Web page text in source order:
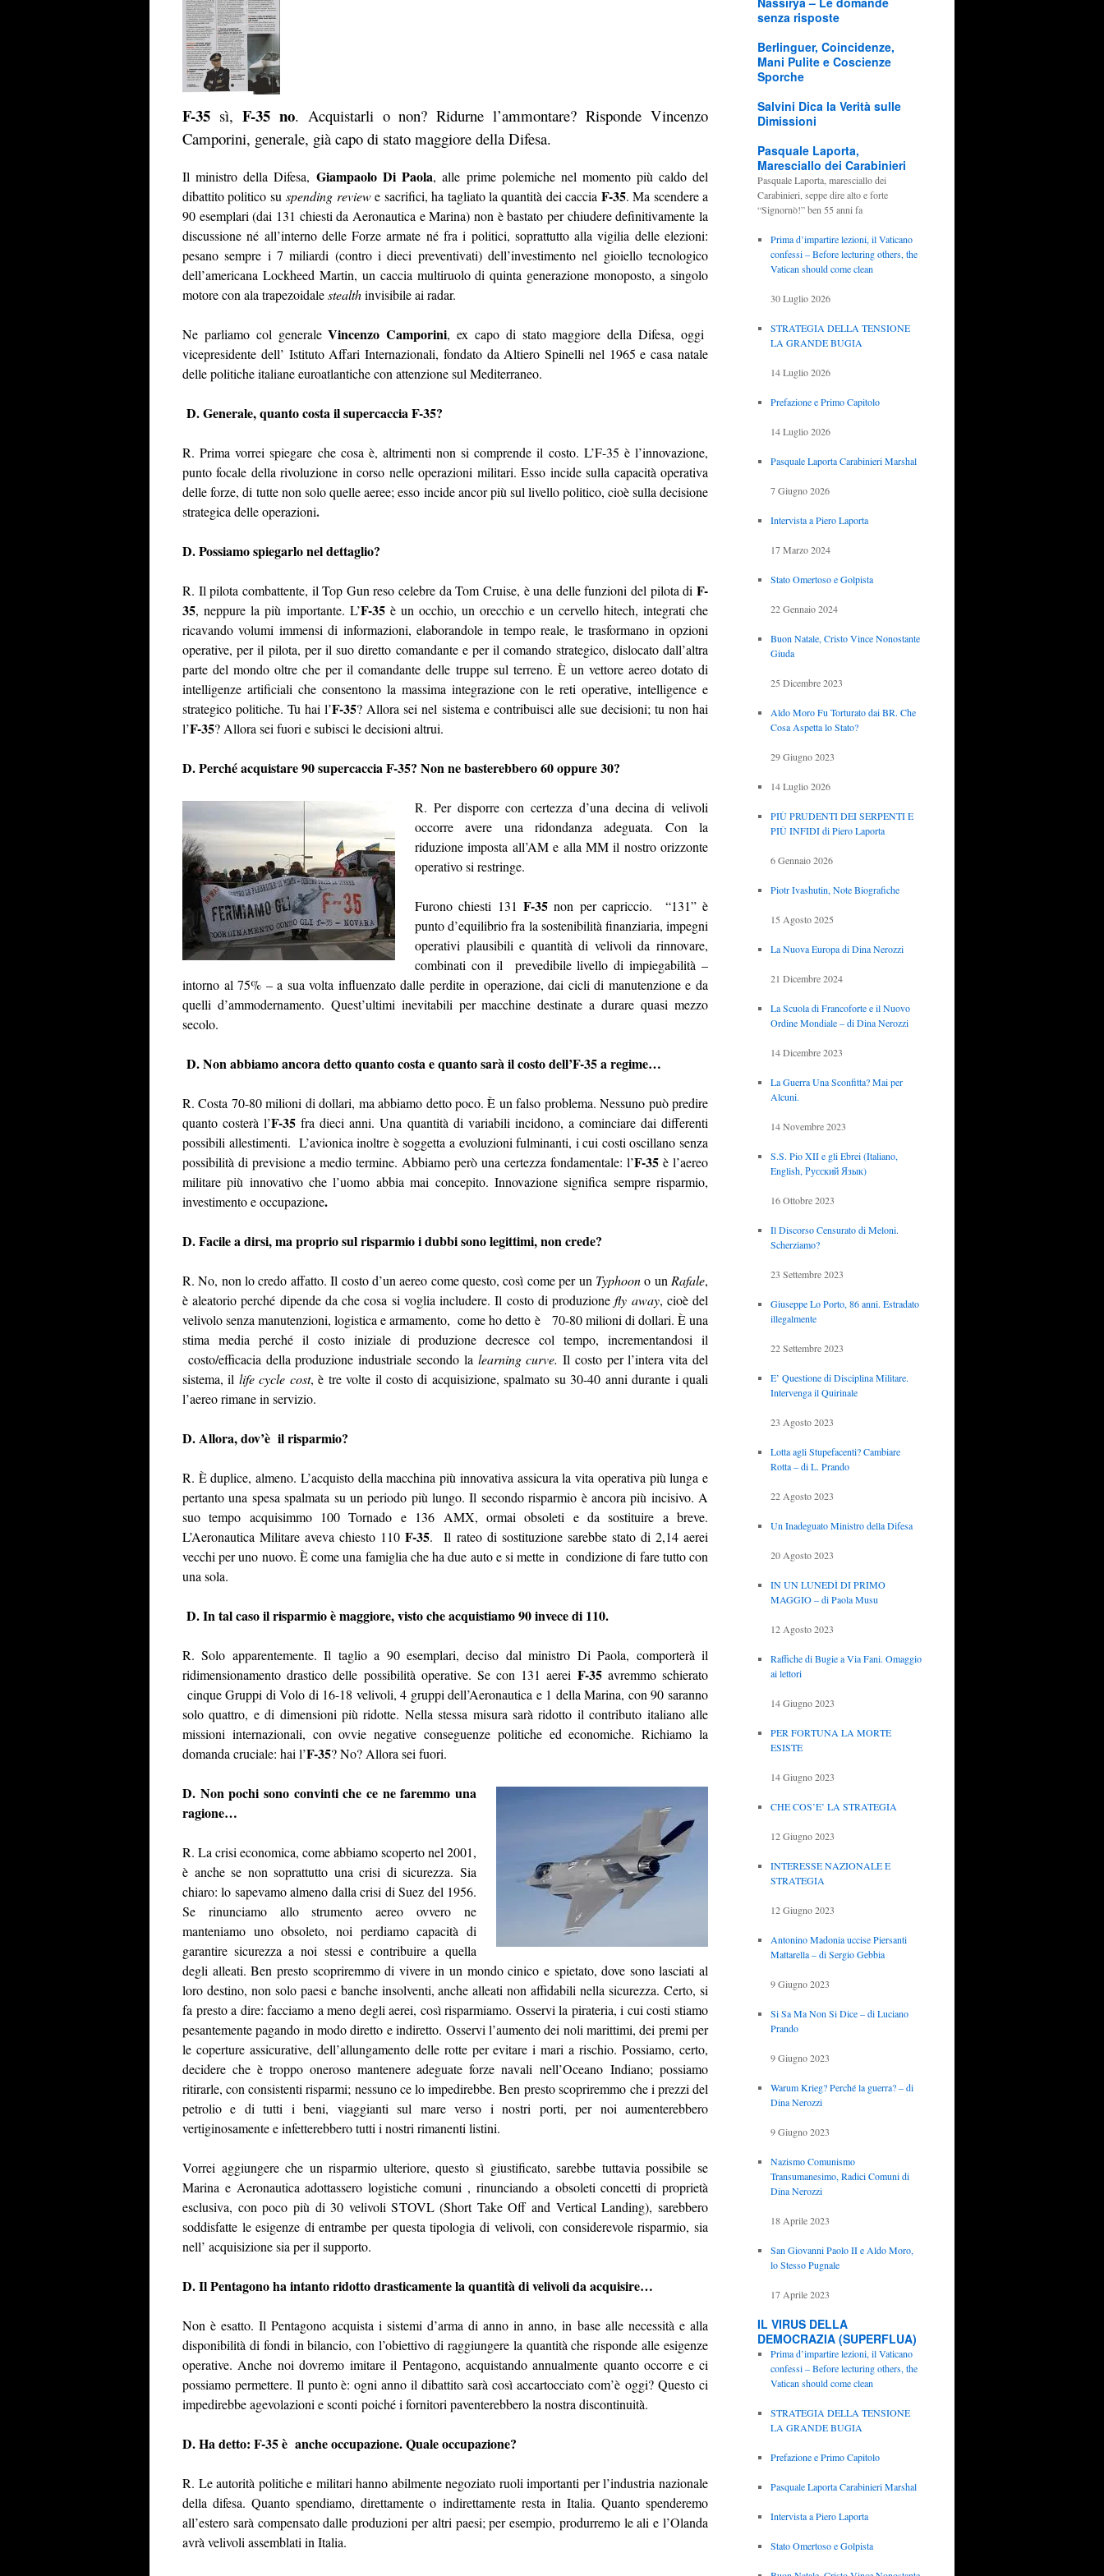
F-35 sì, F-35 no. Acquistarli o non? Ridurne l’ammontare? Risponde Vincenzo
Camporini, generale, già capo di stato maggiore della Difesa.
Il ministro della Difesa, Giampaolo Di Paola, alle prime polemiche nel momento più caldo del
dibattito politico suspending reviewe sacrifici, ha tagliato la quantità dei caccia F-35.Ma scendere a
90 esemplari (dai 131 chiesti da Aeronautica e Marina) non è bastato per chiudere definitivamente la
discussione né all’interno delle Forze armate né fra i politici, soprattutto alla vigilia delle elezioni:
pesano sempre i 7 miliardi (contro i dieci preventivati) dell’investimento nel gioiello tecnologico
dell’americana Lockheed Martin, un caccia multiruolo di quinta generazione monoposto, a singolo
motore con ala trapezoidalestealthinvisibile ai radar.
Ne parliamo col generaleVincenzo Camporini, ex capo di stato maggiore della Difesa, oggi
vicepresidente dell’ Istituto Affari Internazionali, fondato da Altiero Spinelli nel 1965 e casa natale
delle politiche italiane euroatlantiche con attenzione sul Mediterraneo.
D. Generale, quanto costa il supercaccia F-35?
R. Prima vorrei spiegare che cosa è, altrimenti non si comprende il costo. L’F-35 è l’innovazione,
punto focale della rivoluzione in corso nelle operazioni militari. Esso incide sulla capacità operativa
delle forze, ditutte non solo quelle aeree; esso incide ancor più sul livello politico, cioè sulla decisione
strategica delle operazioni.
D. Possiamo spiegarlo nel dettaglio?
R. Il pilota combattente, il Top Gun reso celebre da Tom Cruise, è una delle funzioni del pilota di F-
35, neppure la più importante. L’F-35è un occhio, un orecchio e un cervello hitech, integrati che
ricavando volumi immensi di informazioni, elaborandole in tempo reale, le trasformano in opzioni
operative, per il pilota, per il suo diretto comandante e per il comando strategico, dislocato dall’altra
parte del mondo oltre che per il comandante delle truppe sul terreno. È un vettore aereo dotato di
intelligenze artificiali che consentono la massima integrazione con le reti operative, intelligence e
strategico politiche. Tu hai l’F-35? Allora sei nel sistema e contribuisci alle sue decisioni; tu non hai
l’F-35? Allora sei fuori e subisci le decisioni altrui.
D. Perché acquistare 90 supercaccia F-35? Non ne basterebbero 60 oppure 30?
R. Per disporre con certezza d’una decina di velivoli
occorre avere una ridondanza adeguata. Con la
riduzione imposta all’AM e alla MM il nostro orizzonte
operativo si restringe.
Furono chiesti 131 F-35 non per capriccio. “131” è
punto d’equilibrio fra la sostenibilità finanziaria, impegni
operativi plausibili e quantità di velivoli da rinnovare,
combinati con il prevedibile livello di impiegabilità –
intorno al 75% – a sua volta influenzato dalle perdite in operazione, dai cicli di manutenzione e da
quelli d’ammodernamento. Quest’ultimi inevitabili per macchine destinate a durare quasi mezzo
secolo.
D. Non abbiamo ancora detto quanto costa e quanto sarà il costo dell’F-35 a regime…
R. Costa 70-80 milioni di dollari, ma abbiamo detto poco. È un falso problema. Nessuno può predire
quanto costerà l’F-35 fra dieci anni. Una quantità di variabili incidono, a cominciare dai differenti
possibili allestimenti. L’avionica inoltre è soggetta a evoluzioni fulminanti, i cui costi oscillano senza
possibilità di previsione a medio termine. Abbiamo però una certezza fondamentale: l’F-35 è l’aereo
militare più innovativo che l’uomo abbia mai concepito. Innovazione significa sempre risparmio,
investimento e occupazione.
D. Facile a dirsi, ma proprio sul risparmio i dubbi sono legittimi, non crede?
R. No, non lo credo affatto. Il costo d’un aereo come questo, così come per un Typhoono un Rafale,
è aleatorio perché dipende da che cosa si voglia includere. Il costo di produzionefly away, cioè del
velivolo senza manutenzioni, logistica e armamento, come ho detto è 70-80 milioni di dollari. È una
stima media perché il costo iniziale di produzione decresce col tempo, incrementandosi il
costo/efficacia della produzione industriale secondo la learning curve. Il costo per l’intera vita del
sistema, il life cycle cost, è tre volte il costo di acquisizione, spalmato su 30-40 anni durante i quali
l’aereo rimane in servizio.
D. Allora, dov’è il risparmio?
R. È duplice, almeno. L’acquisto della macchina più innovativa assicura la vita operativa più lunga e
pertanto una spesa spalmata su un periodo più lungo. Il secondo risparmio è ancora più incisivo. A
suo tempo acquisimmo 100 Tornado e 136 AMX, ormai obsoleti e da sostituire a breve.
L’Aeronautica Militare aveva chiesto 110F-35. Il rateo di sostituzione sarebbe stato di 2,14 aerei
vecchi per uno nuovo. È come una famiglia che ha due auto e si mette in condizione di fare tutto con
una sola.
D. In tal caso il risparmio è maggiore, visto che acquistiamo 90 invece di 110.
R. Solo apparentemente. Il taglio a 90 esemplari, deciso dal ministro Di Paola, comporterà il
ridimensionamento drastico delle possibilità operative. Se con 131 aerei F-35avremmo schierato
cinque Gruppi di Volo di 16-18 velivoli, 4 gruppi dell’Aeronautica e 1 della Marina, con 90 saranno
solo quattro, e di dimensioni più ridotte. Nella stessa misura sarà ridotto il contributo italiano alle
missioni internazionali, con ovvie negative conseguenze politiche ed economiche. Richiamo la
domanda cruciale: hai l’F-35? No? Allora sei fuori.
D. Non pochi sono convinti che ce ne faremmo una
ragione…
R. La crisi economica, come abbiamo scoperto nel 2001,
è anche se non soprattutto una crisi di sicurezza. Sia
chiaro: lo sapevamo almeno dalla crisi di Suez del 1956.
Se rinunciamo allo strumento aereo ovvero ne
manteniamo uno obsoleto, noi perdiamo capacità di
garantire sicurezza a noi stessi e contribuire a quella
degli alleati. Ben presto scopriremmo di vivere in un mondo cinico e spietato, dove sono lasciati al
loro destino, non solo paesi e banche insolventi, anche alleati non affidabili nella sicurezza. Certo, si
fa presto a dire: facciamo a meno degli aerei, così risparmiamo. Osservi la pirateria, i cui costi stiamo
pesantemente pagando in modo diretto e indiretto. Osservi l’aumento dei noli marittimi, dei premi per
le coperture assicurative, dell’allungamento delle rotte per evitare i mari a rischio. Possiamo, certo,
decidere che è troppo oneroso mantenere adeguate forze navali nell’Oceano Indiano; possiamo
ritirarle, con consistenti risparmi; nessuno ce lo impedirebbe. Ben presto scopriremmo che i prezzi del
petrolio e di tutti i beni, viaggianti sul mare verso i nostri porti, per noi aumenterebbero
vertiginosamente e infetterebbero tutti i nostri rimanenti listini.
Vorrei aggiungere che un risparmio ulteriore, questo sì giustificato, sarebbe tuttavia possibile se
Marina e Aeronautica adottassero logistiche comuni , rinunciando a obsoleti concetti di proprietà
esclusiva, con poco più di 30 velivoli STOVL (Short Take Off and Vertical Landing), sarebbero
soddisfatte le esigenze di entrambe per questa tipologia di velivoli, con considerevole risparmio, sia
nell’ acquisizione sia per il supporto.
D. Il Pentagono ha intanto ridotto drasticamente la quantità di velivoli da acquisire…
Non è esatto. Il Pentagono acquista i sistemi d’arma di anno in anno, in base alle necessità e alla
disponibilità di fondi in bilancio, con l’obiettivo di raggiungere la quantità che risponde alle esigenze
operative. Anche noi dovremo imitare il Pentagono, acquistando annualmente quanto occorre e ci
possiamo permettere. Il punto è: ogni anno il dibattito sarà così accartocciato com’è oggi? Questo ci
impedirebbe agevolazioni e sconti poiché i fornitori paventerebbero la nostra discontinuità.
D. Ha detto: F-35 è anche occupazione. Quale occupazione?
R. Le autorità politiche e militari hanno abilmente negoziato ruoli importanti per l’industria nazionale
della difesa. Quanto spendiamo, direttamente o indirettamente resta in Italia. Quanto spenderemo
all’estero sarà compensato dalle produzioni per altri paesi; per esempio, produrremo le ali e l’Olanda
avrà velivoli assemblati in Italia.
senza risposte
Berlinguer, Coincidenze,
Mani Pulite e Coscienze
Sporche
Salvini Dica la Verità sulle
Dimissioni
Pasquale Laporta,
Maresciallo dei Carabinieri
Pasquale Laporta, maresciallo dei
Carabinieri, seppe dire alto e forte
“Signornò!” ben 55 anni fa
Prima d’impartire lezioni, il Vaticano
confessi – Before lecturing others, the
Vatican should come clean
30 Luglio 2026
STRATEGIA DELLA TENSIONE
LA GRANDE BUGIA
14 Luglio 2026
Prefazione e Primo Capitolo
14 Luglio 2026
Pasquale Laporta Carabinieri Marshal
7 Giugno 2026
Intervista a Piero Laporta
17 Marzo 2024
Stato Omertoso e Golpista
22 Gennaio 2024
Buon Natale, Cristo Vince Nonostante
Giuda
25 Dicembre 2023
Aldo Moro Fu Torturato dai BR. Che
Cosa Aspetta lo Stato?
29 Giugno 2023
14 Luglio 2026
PIÙ PRUDENTI DEI SERPENTI E
PIÙ INFIDI di Piero Laporta
6 Gennaio 2026
Piotr Ivashutin, Note Biografiche
15 Agosto 2025
La Nuova Europa di Dina Nerozzi
21 Dicembre 2024
La Scuola di Francoforte e il Nuovo
Ordine Mondiale – di Dina Nerozzi
14 Dicembre 2023
La Guerra Una Sconfitta? Mai per
Alcuni.
14 Novembre 2023
S.S. Pio XII e gli Ebrei (Italiano,
English, Русский Язык)
16 Ottobre 2023
Il Discorso Censurato di Meloni.
Scherziamo?
23 Settembre 2023
Giuseppe Lo Porto, 86 anni. Estradato
illegalmente
22 Settembre 2023
E’ Questione di Disciplina Militare.
Intervenga il Quirinale
23 Agosto 2023
Lotta agli Stupefacenti? Cambiare
Rotta – di L. Prando
22 Agosto 2023
Un Inadeguato Ministro della Difesa
20 Agosto 2023
IN UN LUNEDÌ DI PRIMO
MAGGIO – di Paola Musu
12 Agosto 2023
Raffiche di Bugie a Via Fani. Omaggio
ai lettori
14 Giugno 2023
PER FORTUNA LA MORTE
ESISTE
14 Giugno 2023
CHE COS’E’ LA STRATEGIA
12 Giugno 2023
INTERESSE NAZIONALE E
STRATEGIA
12 Giugno 2023
Antonino Madonia uccise Piersanti
Mattarella – di Sergio Gebbia
9 Giugno 2023
Si Sa Ma Non Si Dice – di Luciano
Prando
9 Giugno 2023
Warum Krieg? Perché la guerra? – di
Dina Nerozzi
9 Giugno 2023
Nazismo Comunismo
Transumanesimo, Radici Comuni di
Dina Nerozzi
18 Aprile 2023
San Giovanni Paolo II e Aldo Moro,
lo Stesso Pugnale
17 Aprile 2023
IL VIRUS DELLA
DEMOCRAZIA (SUPERFLUA)
Prima d’impartire lezioni, il Vaticano
confessi – Before lecturing others, the
Vatican should come clean
STRATEGIA DELLA TENSIONE
LA GRANDE BUGIA
Prefazione e Primo Capitolo
Pasquale Laporta Carabinieri Marshal
Intervista a Piero Laporta
Stato Omertoso e Golpista